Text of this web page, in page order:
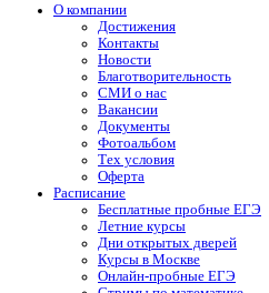
О компании
Достижения
Контакты
Новости
Благотворительность
СМИ о нас
Вакансии
Документы
Фотоальбом
Тех условия
Оферта
Расписание
Бесплатные пробные ЕГЭ
Летние курсы
Дни открытых дверей
Курсы в Москве
Онлайн-пробные ЕГЭ